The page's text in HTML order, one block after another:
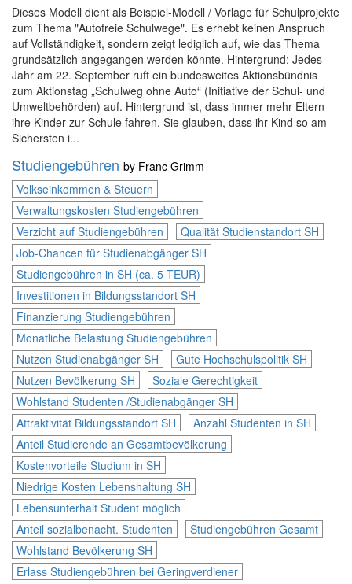
Dieses Modell dient als Beispiel-Modell / Vorlage für Schulprojekte
zum Thema "Autofreie Schulwege". Es erhebt keinen Anspruch
auf Vollständigkeit, sondern zeigt lediglich auf, wie das Thema
grundsätzlich angegangen werden könnte. Hintergrund: Jedes
Jahr am 22. September ruft ein bundesweites Aktionsbündnis
zum Aktionstag „Schulweg ohne Auto“ (Initiative der Schul- und
Umweltbehörden) auf. Hintergrund ist, dass immer mehr Eltern
ihre Kinder zur Schule fahren. Sie glauben, dass ihr Kind so am
Sichersten i...
Studiengebühren by Franc Grimm
Volkseinkommen & Steuern
Verwaltungskosten Studiengebühren
Verzicht auf Studiengebühren
Qualität Studienstandort SH
Job-Chancen für Studienabgänger SH
Studiengebühren in SH (ca. 5 TEUR)
Investitionen in Bildungsstandort SH
Finanzierung Studiengebühren
Monatliche Belastung Studiengebühren
Nutzen Studienabgänger SH
Gute Hochschulspolitik SH
Nutzen Bevölkerung SH
Soziale Gerechtigkeit
Wohlstand Studenten /Studienabgänger SH
Attraktivität Bildungsstandort SH
Anzahl Studenten in SH
Anteil Studierende an Gesamtbevölkerung
Kostenvorteile Studium in SH
Niedrige Kosten Lebenshaltung SH
Lebensunterhalt Student möglich
Anteil sozialbenacht. Studenten
Studiengebühren Gesamt
Wohlstand Bevölkerung SH
Erlass Studiengebühren bei Geringverdiener